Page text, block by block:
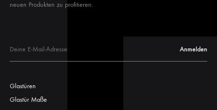
neuen Produkten zu profitieren.
Glastüren
Glastür Maße